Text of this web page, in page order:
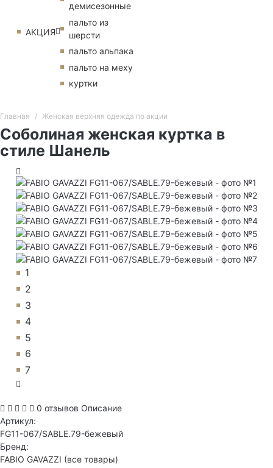
АКЦИЯ
демисезонные
пальто из
шерсти
пальто альпака
пальто на меху
куртки
Главная Женская верхняя одежда по акции
Соболиная женская куртка в
стиле Шанель
1
2
3
4
5
6
7
0 отзывов Описание
Артикул:
FG11-067/SABLE.79-бежевый
Бренд:
FABIO GAVAZZI (все товары)